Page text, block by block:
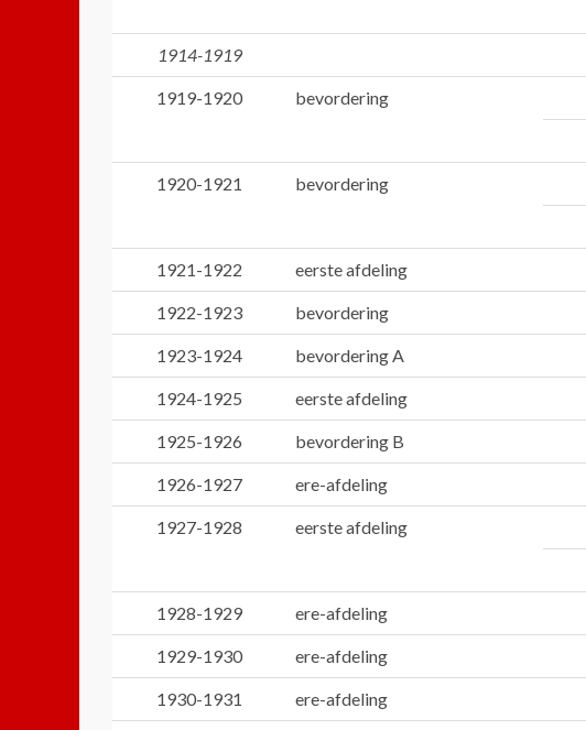
1914-1919
1919-1920 bevordering
1920-1921 bevordering
1921-1922 eerste afdeling
1922-1923 bevordering
1923-1924 bevordering A
1924-1925 eerste afdeling
1925-1926 bevordering B
1926-1927 ere-afdeling
1927-1928 eerste afdeling
1928-1929 ere-afdeling
1929-1930 ere-afdeling
1930-1931 ere-afdeling